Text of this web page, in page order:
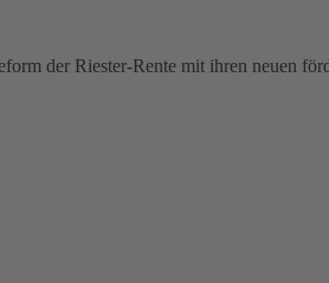
der Riester-Rente mit ihren neuen